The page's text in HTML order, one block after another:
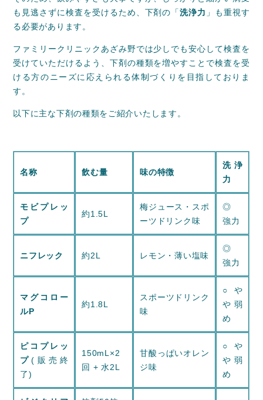
も見逃さずに検査を受けるため、下剤の「洗浄力 」も重視す
る必要があります。
ファミリークリニックあざみ野では少しでも安心して検査を
受けていただけるよう、下剤の種類を増やすことで検査を受
ける方のニーズに応えられる体制づくりを目指しておりま
す。
以下に主な下剤の種類をご紹介いたします。
名称 飲む量 味の特徴
洗浄
力
モビプレッ
プ
約1.5L
梅ジュース・スポ
ーツドリンク味
◎
強力
ニフレック 約2L レモン・薄い塩味
◎
強力
マグコロー
ルP
約1.8L
スポーツドリンク
味
○ や
や弱
め
ピコプレッ
プ(販売終
了)
150mL×2
回 + 水2L
甘酸っぱいオレン
ジ味
○ や
や弱
め